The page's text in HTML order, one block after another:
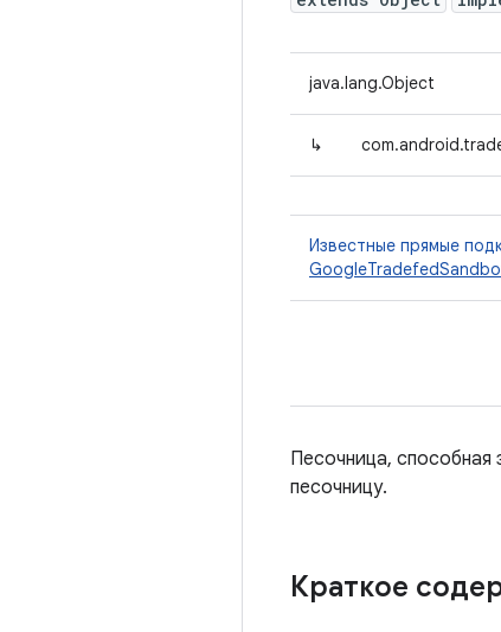
java.lang.Object
↳
Известные прямые
Песочница, способная
песочницу.
Краткое